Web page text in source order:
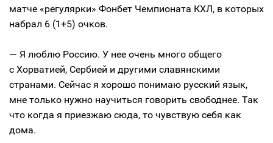
матче «регулярки» Фонбет Чемпионата КХЛ, в которых
набрал 6 (1+5) очков.
— Я люблю Россию. У нее очень много общего
с Хорватией, Сербией и другими славянскими
странами. Сейчас я хорошо понимаю русский язык,
мне только нужно научиться говорить свободнее. Так
что когда я приезжаю сюда, то чувствую себя как
дома.